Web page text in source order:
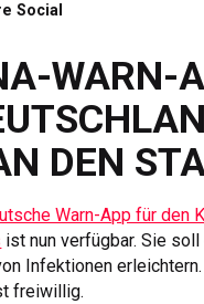
Social
WARN-
DEN
Warn-App für den
ist nun verfügbar. Sie soll
Infektionen
freiwillig.